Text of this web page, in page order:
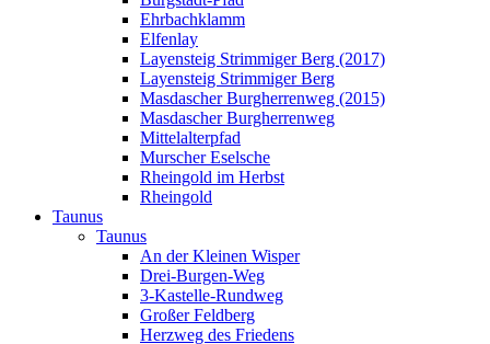
Ehrbachklamm
Elfenlay
Layensteig Strimmiger Berg (2017)
Layensteig Strimmiger Berg
Masdascher Burgherrenweg (2015)
Masdascher Burgherrenweg
Mittelalterpfad
Murscher Eselsche
Rheingold im Herbst
Rheingold
Taunus
Taunus
An der Kleinen Wisper
Drei-Burgen-Weg
3-Kastelle-Rundweg
Großer Feldberg
Herzweg des Friedens